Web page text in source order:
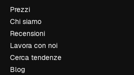
Prezzi
Chi siamo
Recensioni
Lavora con noi
Cerca tendenze
Blog